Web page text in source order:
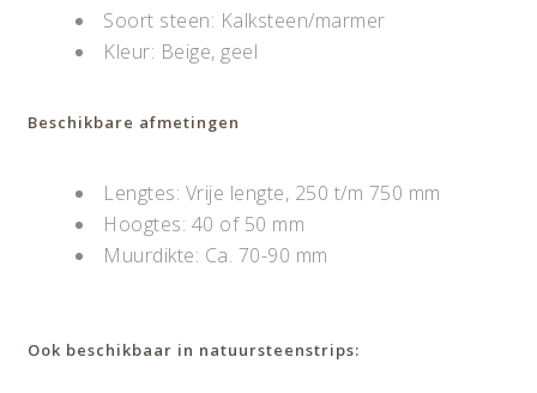
Soort steen: Kalksteen/marmer
Kleur: Beige, geel
Beschikbare afmetingen
Lengtes: Vrije lengte, 250 t/m 750 mm
Hoogtes: 40 of 50 mm
Muurdikte: Ca. 70-90 mm
Ook beschikbaar in natuursteenstrips: